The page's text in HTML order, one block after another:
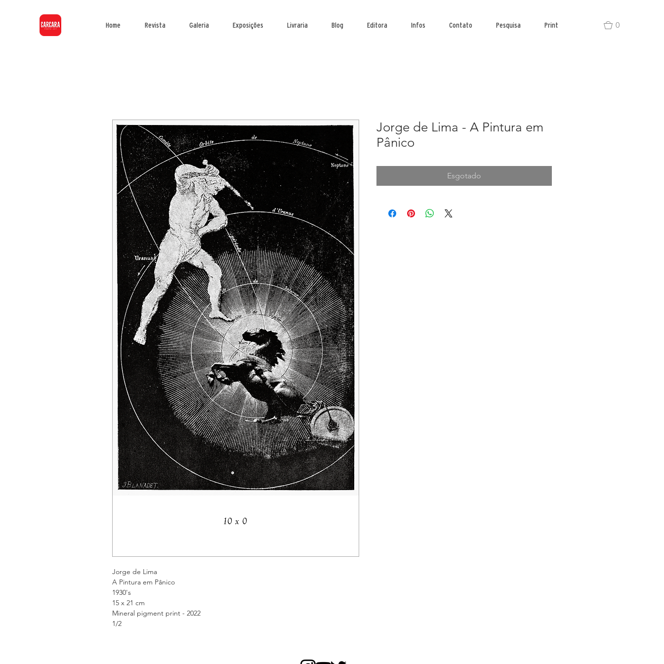
Home Revista Galeria Exposições Livraria Blog Editora Infos Contato Pesquisa Print 0
Jorge de Lima
A Pintura em Pânico
1930's
15 x 21 cm
Mineral pigment print - 2022
1/2
Jorge de Lima - A Pintura em
Pânico
Esgotado